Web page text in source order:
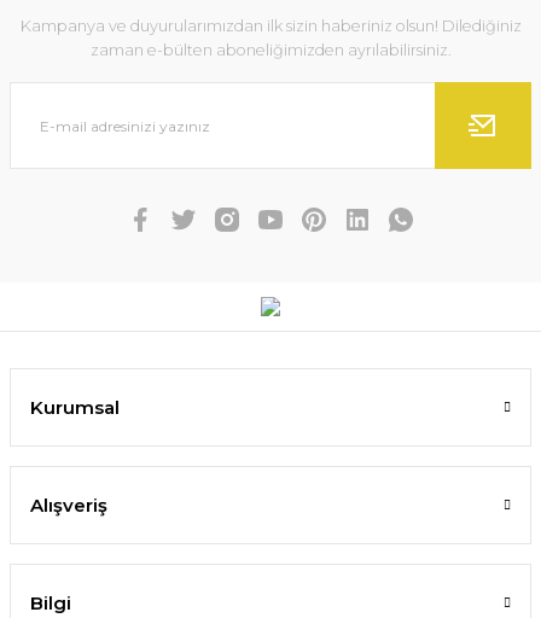
Kampanya ve duyurularımızdan ilk sizin haberiniz olsun! Dilediğiniz
zaman e-bülten aboneliğimizden ayrılabilirsiniz.
Kurumsal
Alışveriş
Bilgi